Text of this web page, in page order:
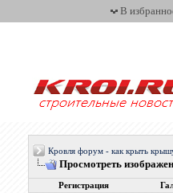
В
Кровля форум - как крыть
Просмотреть
Регистрация